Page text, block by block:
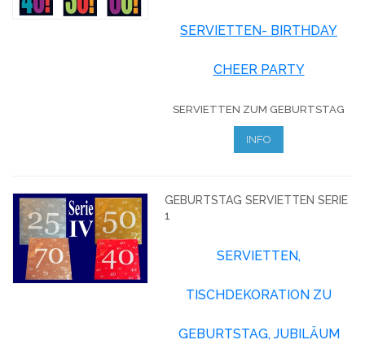
SERVIETTEN- BIRTHDAY
CHEER PARTY
SERVIETTEN ZUM GEBURTSTAG
INFO
GEBURTSTAG SERVIETTEN SERIE
1
SERVIETTEN,
TISCHDEKORATION ZU
GEBURTSTAG, JUBILÄUM